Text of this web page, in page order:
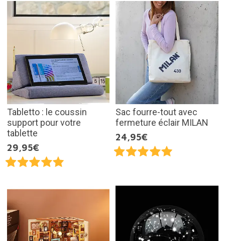
Tabletto : le coussin
support pour votre
tablette
29,95€
Sac fourre-tout avec
fermeture éclair MILAN
24,95€